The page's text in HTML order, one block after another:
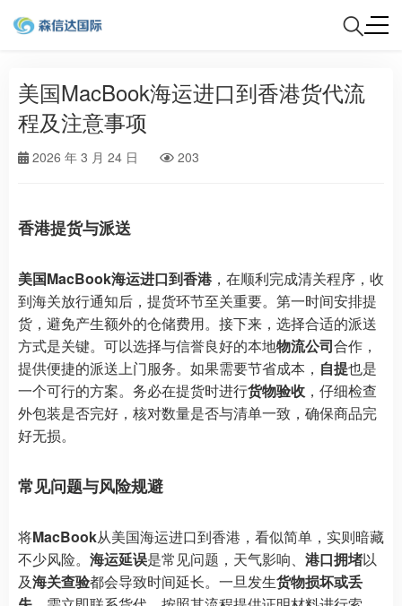
美国MacBook海运进口到香港货代流
程及注意事项
2026 年 3 月 24 日 203
香港提货与派送
美国MacBook海运进口到香港，在顺利完成清关程序，收
到海关放行通知后，提货环节至关重要。第一时间安排提
货，避免产生额外的仓储费用。接下来，选择合适的派送
方式是关键。可以选择与信誉良好的本地物流公司合作，
提供便捷的派送上门服务。如果需要节省成本， 自提也是
一个可行的方案。务必在提货时进行货物验收 ，仔细检查
外包装是否完好，核对数量是否与清单一致，确保商品完
好无损。
常见问题与风险规避
将MacBook从美国海运进口到香港，看似简单，实则暗藏
不少风险。 海运延误是常见问题，天气影响、 港口拥堵以
及海关查验都会导致时间延长。一旦发生货物损坏或丢